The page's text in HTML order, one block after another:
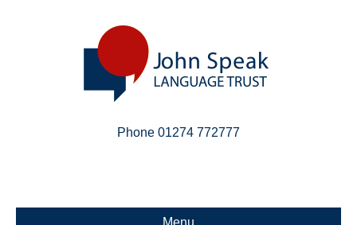
Phone 01274 772777
Menu